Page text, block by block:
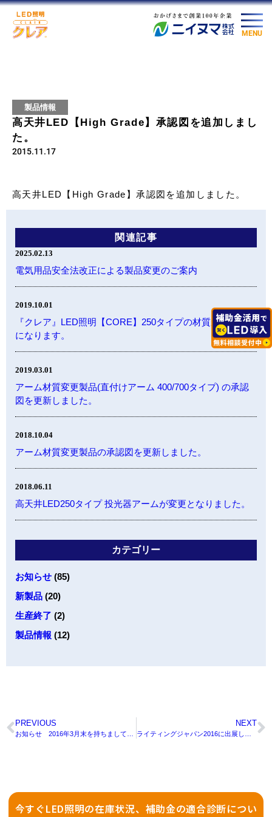
MENU
製品情報
高天井LED【High Grade】承認図を追加しまし
た。
2015.11.17
高天井LED【High Grade】承認図を追加しました。
関連記事
2025.02.13
電気用品安全法改正による製品変更のご案内
2019.10.01
『クレア』LED照明【CORE】250タイプの材質が一部変更
になります。
2019.03.01
アーム材質変更製品(直付けアーム 400/700タイプ) の承認
図を更新しました。
2018.10.04
アーム材質変更製品の承認図を更新しました。
2018.06.11
高天井LED250タイプ 投光器アームが変更となりました。
カテゴリー
お知らせ (85)
新製品 (20)
生産終了 (2)
製品情報 (12)
PREVIOUS NEXT
今すぐLED照明の在庫状況、補助金の適合診断につい